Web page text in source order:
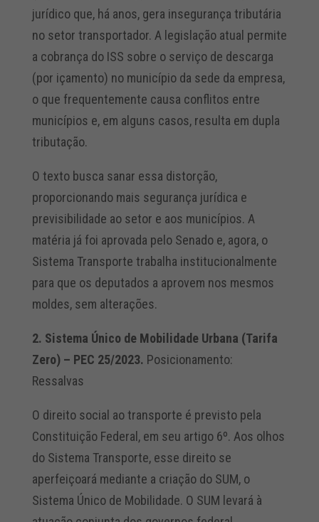
jurídico que, há anos, gera insegurança tributária
no setor transportador. A legislação atual permite
a cobrança do ISS sobre o serviço de descarga
(por içamento) no município da sede da empresa,
o que frequentemente causa conflitos entre
municípios e, em alguns casos, resulta em dupla
tributação.
O texto busca sanar essa distorção,
proporcionando mais segurança jurídica e
previsibilidade ao setor e aos municípios. A
matéria já foi aprovada pelo Senado e, agora, o
Sistema Transporte trabalha institucionalmente
para que os deputados a aprovem nos mesmos
moldes, sem alterações.
2. Sistema Único de Mobilidade Urbana (Tarifa
Zero) – PEC 25/2023. Posicionamento:
Ressalvas
O direito social ao transporte é previsto pela
Constituição Federal, em seu artigo 6º. Aos olhos
do Sistema Transporte, esse direito se
aperfeiçoará mediante a criação do SUM, o
Sistema Único de Mobilidade. O SUM levará à